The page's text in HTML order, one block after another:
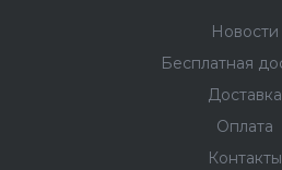
Новости
Бесплатная
Доставка
Оплата
Контакты